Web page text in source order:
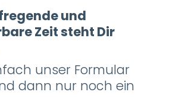
und
Zeit steht Dir
unser Formular
dann nur noch ein